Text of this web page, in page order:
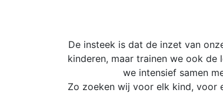
De insteek is dat de inzet van
kinderen, maar trainen we ook de
we intensief samen
Zo zoeken wij voor elk kind, voor